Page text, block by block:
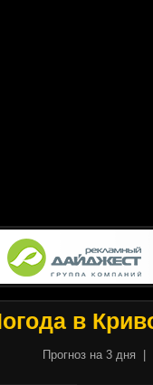
в
Прогноз на 3 дня